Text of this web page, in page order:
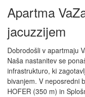
Apartma
jacuzzijem
Dobrodošli v apartmaju
Naša nastanitev se
infrastrukturo, ki
bivanjem. V neposredni
HOFER (350 m) in